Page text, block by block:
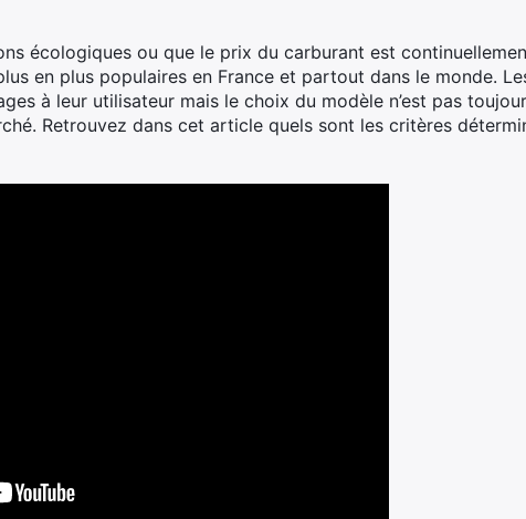
écologiques ou que le prix du carburant est
en plus populaires en France et partout dans le monde.
à leur utilisateur mais le choix du modèle n’est pas
Retrouvez dans cet article quels sont les critères